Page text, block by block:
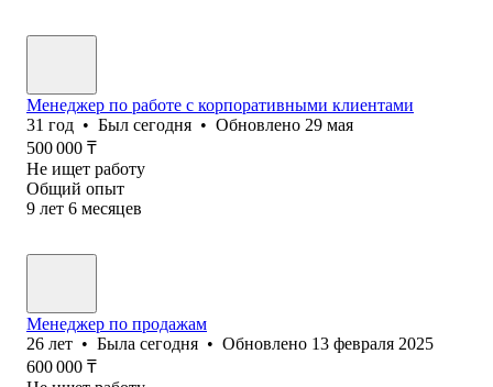
Менеджер по работе с корпоративными клиентами
31 год • Был сегодня • Обновлено 29 мая
500 000 ₸
Не ищет работу
Общий опыт
9 лет 6 месяцев
Менеджер по продажам
26 лет • Была сегодня • Обновлено 13 февраля 2025
600 000 ₸